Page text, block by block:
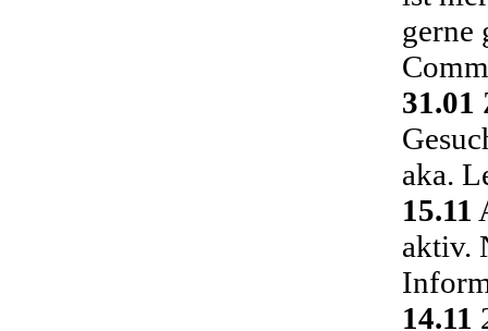
gerne
31.01
aka.
15.11
aktiv.
14.11